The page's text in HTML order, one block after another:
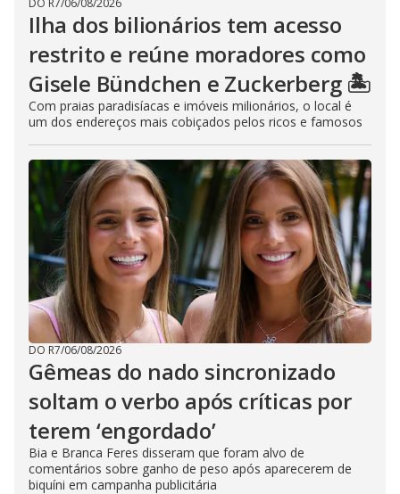
DO R7/06/08/2026
Ilha dos bilionários tem acesso
restrito e reúne moradores como
Gisele Bündchen e Zuckerberg 🏝️
Com praias paradisíacas e imóveis milionários, o local é
um dos endereços mais cobiçados pelos ricos e famosos
DO R7/06/08/2026
Gêmeas do nado sincronizado
soltam o verbo após críticas por
terem ‘engordado’
Bia e Branca Feres disseram que foram alvo de
comentários sobre ganho de peso após aparecerem de
biquíni em campanha publicitária